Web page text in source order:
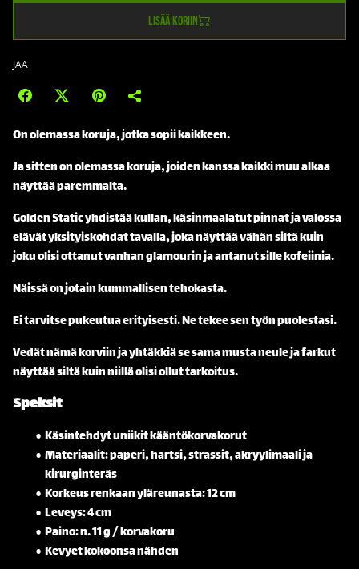
Lisää koriin
JAA
On olemassa koruja, jotka sopii kaikkeen.
Ja sitten on olemassa koruja, joiden kanssa kaikki muu alkaa
näyttää paremmalta.
Golden Static yhdistää kullan, käsinmaalatut pinnat ja valossa
elävät yksityiskohdat tavalla, joka näyttää vähän siltä kuin
joku olisi ottanut vanhan glamourin ja antanut sille kofeiinia.
Näissä on jotain kummallisen tehokasta.
Ei tarvitse pukeutua erityisesti. Ne tekee sen työn puolestasi.
Vedät nämä korviin ja yhtäkkiä se sama musta neule ja farkut
näyttää siltä kuin niillä olisi ollut tarkoitus.
Speksit
Käsintehdyt uniikit kääntökorvakorut
Materiaalit: paperi, hartsi, strassit, akryylimaali ja
kirurginteräs
Korkeus renkaan yläreunasta: 12 cm
Leveys: 4 cm
Paino: n. 11 g / korvakoru
Kevyet kokoonsa nähden